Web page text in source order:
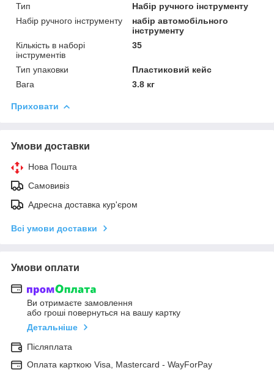
Тип
Набір ручного інструменту
Набір ручного інструменту
набір автомобільного
інструменту
Кількість в наборі
інструментів
35
Тип упаковки
Пластиковий кейс
Вага
3.8 кг
Приховати
Умови доставки
Нова Пошта
Самовивіз
Адресна доставка кур'єром
Всі умови доставки
Умови оплати
Ви отримаєте замовлення
або гроші повернуться на вашу картку
Детальніше
Післяплата
Оплата карткою Visa, Mastercard - WayForPay